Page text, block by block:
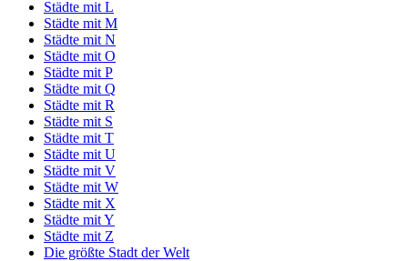
Städte mit L
Städte mit M
Städte mit N
Städte mit O
Städte mit P
Städte mit Q
Städte mit R
Städte mit S
Städte mit T
Städte mit U
Städte mit V
Städte mit W
Städte mit X
Städte mit Y
Städte mit Z
Die größte Stadt der Welt